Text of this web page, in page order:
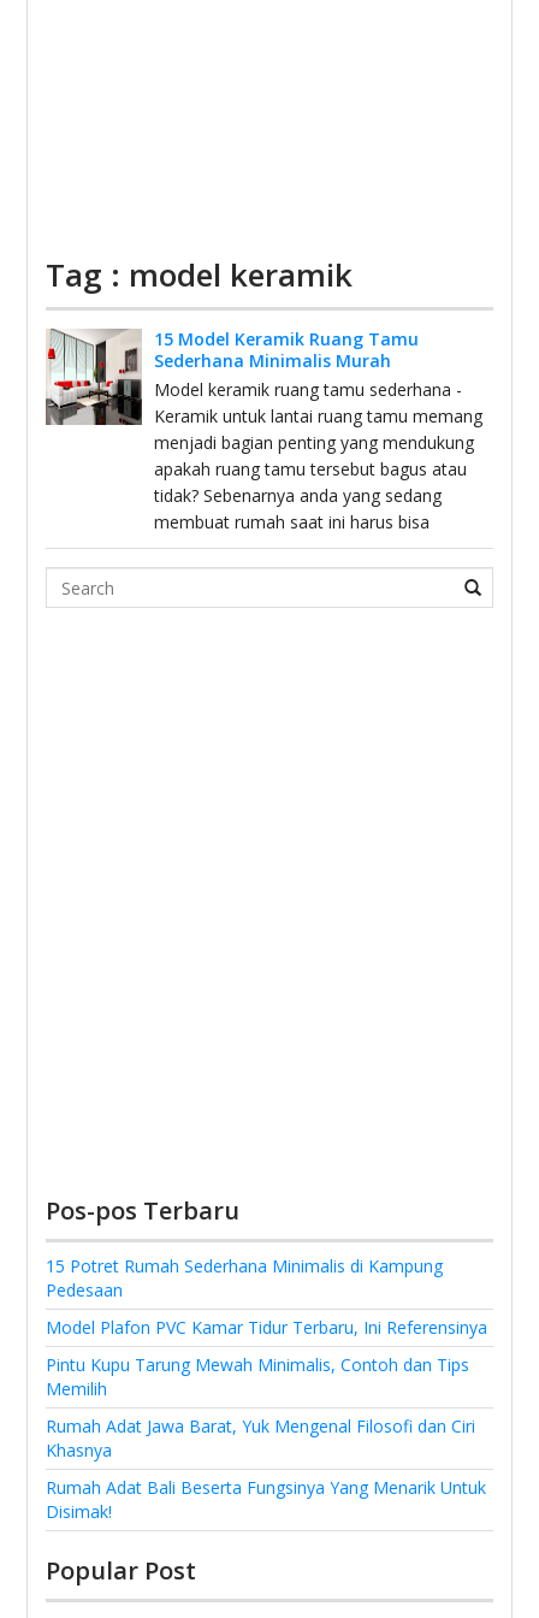
Tag : model keramik
15 Model Keramik Ruang Tamu
Sederhana Minimalis Murah
Model keramik ruang tamu sederhana -
Keramik untuk lantai ruang tamu memang
menjadi bagian penting yang mendukung
apakah ruang tamu tersebut bagus atau
tidak? Sebenarnya anda yang sedang
membuat rumah saat ini harus bisa
Search
Pos-pos Terbaru
15 Potret Rumah Sederhana Minimalis di Kampung
Pedesaan
Model Plafon PVC Kamar Tidur Terbaru, Ini Referensinya
Pintu Kupu Tarung Mewah Minimalis, Contoh dan Tips
Memilih
Rumah Adat Jawa Barat, Yuk Mengenal Filosofi dan Ciri
Khasnya
Rumah Adat Bali Beserta Fungsinya Yang Menarik Untuk
Disimak!
Popular Post